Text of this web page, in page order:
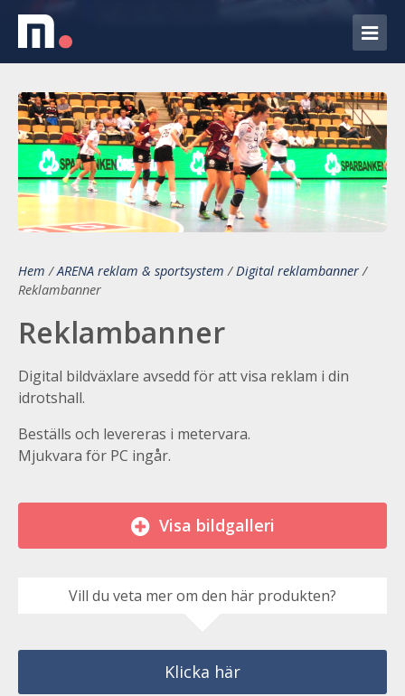
Hem /ARENA reklam & sportsystem /Digital reklambanner/
Reklambanner
Reklambanner
Digital bildväxlare avsedd för att visa reklam i din
idrotshall.
Beställs och levereras i metervara.
Mjukvara för PC ingår.
Visa bildgalleri
Vill du veta mer om den här produkten?
Klicka här